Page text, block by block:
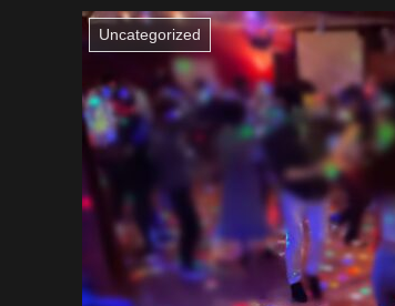
Uncategorized